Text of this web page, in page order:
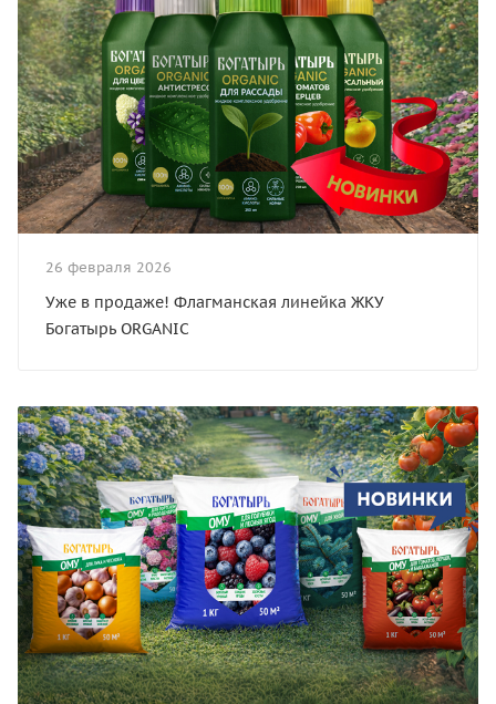
26 февраля 2026
Уже в продаже! Флагманская линейка ЖКУ
Богатырь ORGANIC